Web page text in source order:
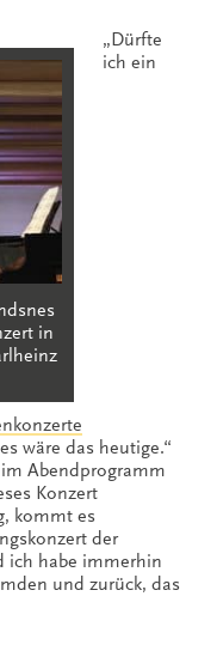
in
„Dürfte
ich ein
wäre das heutige.“
Abendprogramm
Konzert
kommt es
der
ich habe immerhin
und zurück, das